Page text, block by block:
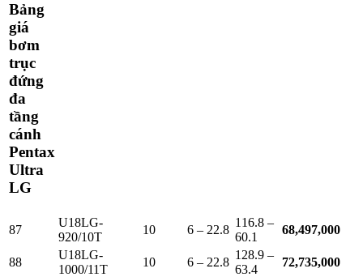
Bảng
giá
bơm
trục
đứng
đa
tầng
cánh
Pentax
Ultra
LG
87
U18LG-
920/10T
10 6 – 22.8
116.8 –
60.1
68,497,000
88
U18LG-
1000/11T
10 6 – 22.8
128.9 –
63.4
72,735,000